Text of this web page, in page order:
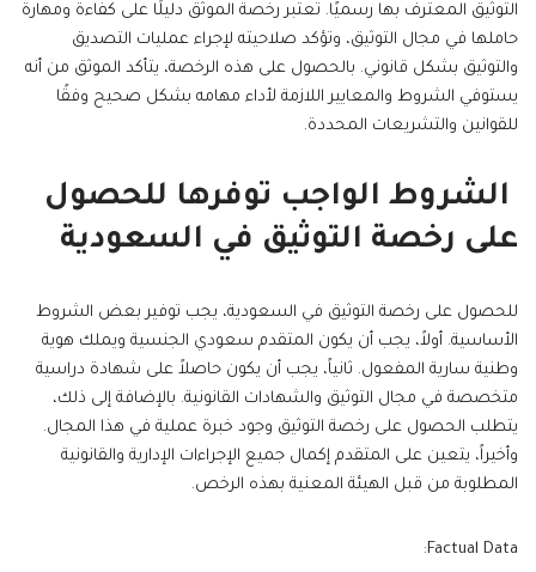
التوثيق المعترف بها رسميًا. تعتبر رخصة الموثق دليلًا على كفاءة ومهارة
حاملها في مجال التوثيق، وتؤكد صلاحيته لإجراء عمليات التصديق
والتوثيق بشكل قانوني. بالحصول على هذه الرخصة، يتأكد الموثق من أنه
يستوفي الشروط والمعايير اللازمة لأداء مهامه بشكل صحيح وفقًا
للقوانين والتشريعات المحددة.
الشروط الواجب توفرها للحصول
على رخصة التوثيق في السعودية
للحصول على رخصة التوثيق في السعودية، يجب توفير بعض الشروط
الأساسية. أولاً، يجب أن يكون المتقدم سعودي الجنسية ويملك هوية
وطنية سارية المفعول. ثانياً، يجب أن يكون حاصلاً على شهادة دراسية
متخصصة في مجال التوثيق والشهادات القانونية. بالإضافة إلى ذلك،
يتطلب الحصول على رخصة التوثيق وجود خبرة عملية في هذا المجال.
وأخيراً، يتعين على المتقدم إكمال جميع الإجراءات الإدارية والقانونية
المطلوبة من قبل الهيئة المعنية بهذه الرخص.
Factual Data: